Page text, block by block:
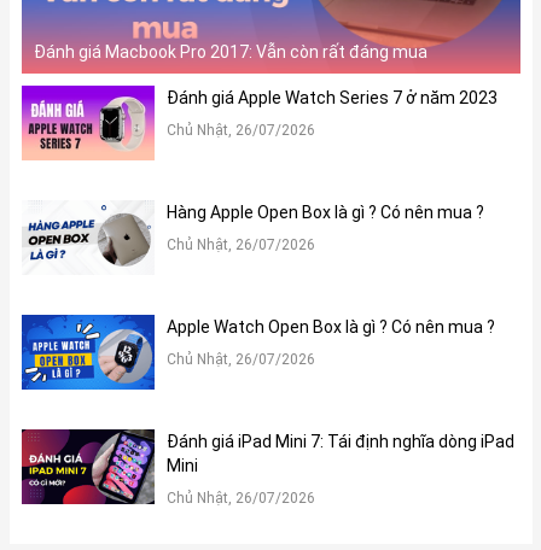
Đánh giá Macbook Pro 2017: Vẫn còn rất đáng mua
Đánh giá Apple Watch Series 7 ở năm 2023
Chủ Nhật, 26/07/2026
Hàng Apple Open Box là gì ? Có nên mua ?
Chủ Nhật, 26/07/2026
Apple Watch Open Box là gì ? Có nên mua ?
Chủ Nhật, 26/07/2026
Đánh giá iPad Mini 7: Tái định nghĩa dòng iPad
Mini
Chủ Nhật, 26/07/2026